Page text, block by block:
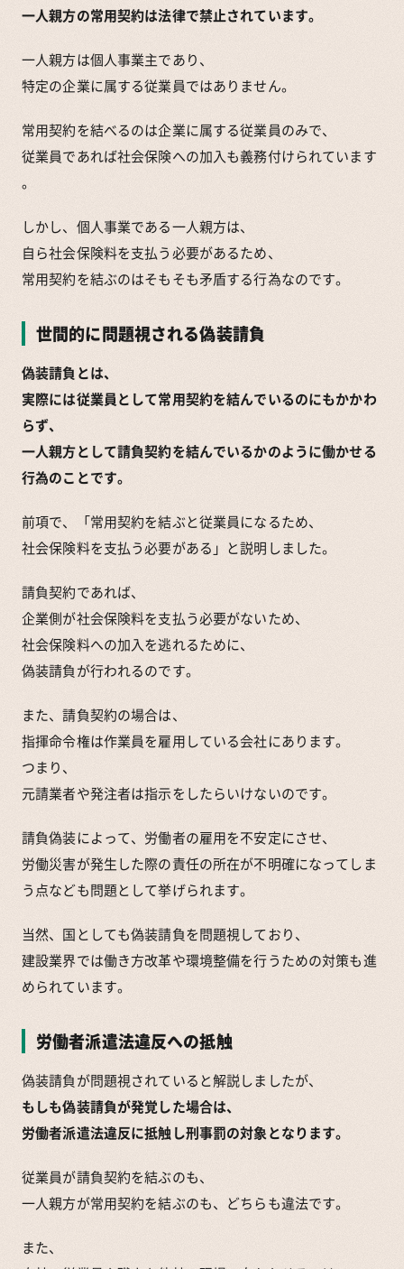
一人親方の常用契約は法律で禁止されています。
一人親方は個人事業主であり、
特定の企業に属する従業員ではありません。
常用契約を結べるのは企業に属する従業員のみで、
従業員であれば社会保険への加入も義務付けられています
。
しかし、個人事業である一人親方は、
自ら社会保険料を支払う必要があるため、
常用契約を結ぶのはそもそも矛盾する行為なのです。
世間的に問題視される偽装請負
偽装請負とは、
実際には従業員として常用契約を結んでいるのにもかかわ
らず、
一人親方として請負契約を結んでいるかのように働かせる
行為のことです。
前項で、「常用契約を結ぶと従業員になるため、
社会保険料を支払う必要がある」と説明しました。
請負契約であれば、
企業側が社会保険料を支払う必要がないため、
社会保険料への加入を逃れるために、
偽装請負が行われるのです。
また、請負契約の場合は、
指揮命令権は作業員を雇用している会社にあります。
つまり、
元請業者や発注者は指示をしたらいけないのです。
請負偽装によって、労働者の雇用を不安定にさせ、
労働災害が発生した際の責任の所在が不明確になってしま
う点なども問題として挙げられます。
当然、国としても偽装請負を問題視しており、
建設業界では働き方改革や環境整備を行うための対策も進
められています。
労働者派遣法違反への抵触
偽装請負が問題視されていると解説しましたが、
もしも偽装請負が発覚した場合は、
労働者派遣法違反に抵触し刑事罰の対象となります。
従業員が請負契約を結ぶのも、
一人親方が常用契約を結ぶのも、どちらも違法です。
また、